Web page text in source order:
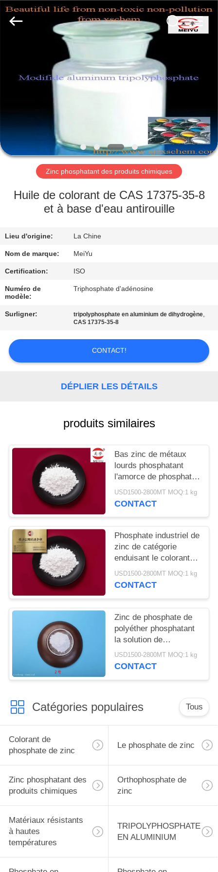
MAISON
PRODUITS
VIDÉOS
PROPOS
VISITE
DE
L'USINE
CONTRÔLE
LA
QUALITÉ
DEMANDEZ
DEVIS
DU
SITE
PRIVACY
POLICY
chemical
Rights
Zinc phosphatant des produits chimiques
Huile de colorant de CAS 17375-35-8
et à base d'eau antirouille
Lieu d'origine: La Chine
Nom de marque: MeiYu
Certification: ISO
Numéro de
modèle:
Triphosphate d'adénosine
Surligner: tripolyphosphate en aluminium de dihydrogène,
CAS 17375-35-8
CONTACT!
DÉPLIER LES DÉTAILS
produits similaires
Bas zinc de métaux
lourds phosphatant
l'amorce de phosphate
de zinc des produits
chimiques 7779-90-0
USD1500-2800MT MOQ:1 kg
CONTACT
Phosphate industriel de
zinc de catégorie
enduisant le colorant
réfléchi de chromate de
zinc
USD1500-2800MT MOQ:1 kg
CONTACT
Zinc de phosphate de
polyéther phosphatant
la solution de
phosphate de zinc de
peinture antirouille de
USD1500-2800MT MOQ:1 kg
CONTACT
Catégories populaires Tous
Colorant de
phosphate de zinc
Le phosphate de zinc
Zinc phosphatant des
produits chimiques
Orthophosphate de
zinc
Matériaux résistants
à hautes
températures
TRIPOLYPHOSPHATE
EN ALUMINIUM